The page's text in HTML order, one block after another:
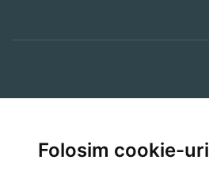
Folosim cookie-uri
Farmer API